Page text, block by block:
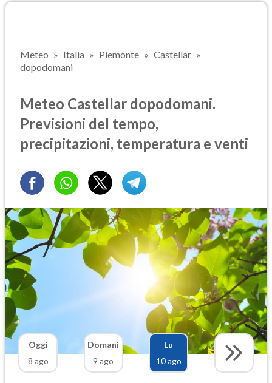
Meteo Italia Piemonte
Castellar
dopodomani
Meteo Castellar dopodomani.
Previsioni del tempo,
precipitazioni, temperatura e venti
Oggi
8 ago
Domani
9 ago
Lu
10 ago